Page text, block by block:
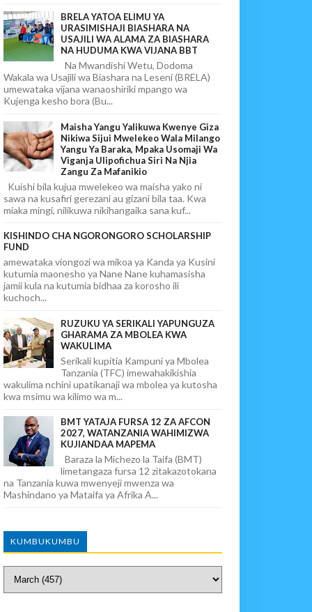
BRELA YATOA ELIMU YA
URASIMISHAJI BIASHARA NA
USAJILI WA ALAMA ZA BIASHARA
NA HUDUMA KWA VIJANA BBT
Na Mwandishi Wetu, Dodoma
Wakala wa Usajili wa Biashara na Leseni (BRELA)
umewataka vijana wanaoshiriki mpango wa
Kujenga kesho bora (Bu...
Maisha Yangu Yalikuwa Kwenye Giza
Nikiwa Sijui Mwelekeo Wala Milango
Yangu Ya Baraka, Mpaka Usomaji Wa
Viganja Ulipofichua Siri Na Njia
Zangu Za Mafanikio
Kuishi bila kujua mwelekeo wa maisha yako ni
sawa na kusafiri gerezani au gizani bila taa. Kwa
miaka mingi, nilikuwa nikihangaika sana kuf...
KISHINDO CHA NGORONGORO SCHOLARSHIP
FUND
amewataka viongozi wa mikoa ya Kanda ya Kusini
kutumia maonesho ya Nane Nane kuhamasisha
jamii kula na kutumia bidhaa za korosho ili
kuchoch...
RUZUKU YA SERIKALI YAPUNGUZA
GHARAMA ZA MBOLEA KWA
WAKULIMA
Serikali kupitia Kampuni ya Mbolea
Tanzania (TFC) imewahakikishia
wakulima nchini upatikanaji wa mbolea ya kutosha
kwa msimu wa kilimo wa m...
BMT YATAJA FURSA 12 ZA AFCON
2027, WATANZANIA WAHIMIZWA
KUJIANDAA MAPEMA
Baraza la Michezo la Taifa (BMT)
limetangaza fursa 12 zitakazotokana
na Tanzania kuwa mwenyeji mwenza wa
Mashindano ya Mataifa ya Afrika A...
KUMBUKUMBU